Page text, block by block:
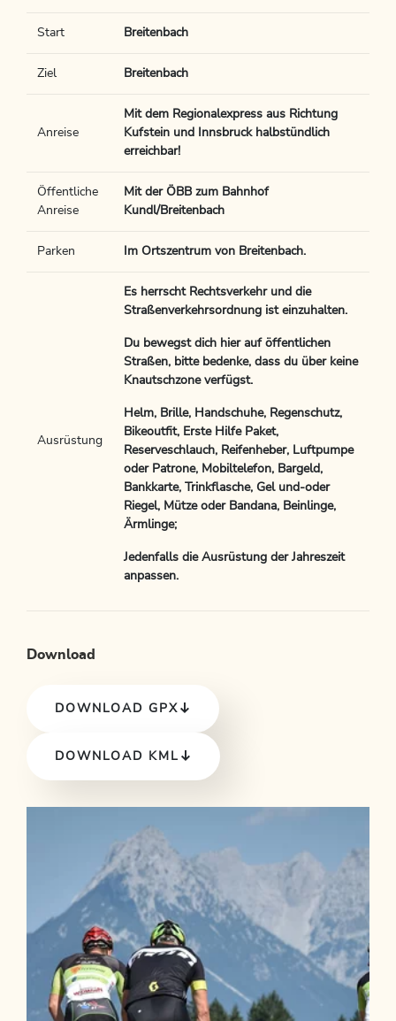
Start Breitenbach
Ziel Breitenbach
Anreise
Mit dem Regionalexpress aus Richtung
Kufstein und Innsbruck halbstündlich
erreichbar!
Öffentliche
Anreise
Mit der ÖBB zum Bahnhof
Kundl/Breitenbach
Parken Im Ortszentrum von Breitenbach.
Ausrüstung
Es herrscht Rechtsverkehr und die
Straßenverkehrsordnung ist einzuhalten.
Du bewegst dich hier auf öffentlichen
Straßen, bitte bedenke, dass du über keine
Knautschzone verfügst.
Helm, Brille, Handschuhe, Regenschutz,
Bikeoutfit, Erste Hilfe Paket,
Reserveschlauch, Reifenheber, Luftpumpe
oder Patrone, Mobiltelefon, Bargeld,
Bankkarte, Trinkflasche, Gel und-oder
Riegel, Mütze oder Bandana, Beinlinge,
Ärmlinge;
Jedenfalls die Ausrüstung der Jahreszeit
anpassen.
Download
DOWNLOAD GPX
DOWNLOAD KML